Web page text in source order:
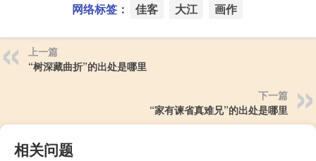
网络标签： 佳客 大江 画作
上一篇
“树深藏曲折”的出处是哪里
下一篇
“家有谏省真难兄”的出处是哪里
相关问题